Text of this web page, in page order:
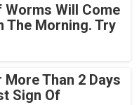
Worms Will Come
The Morning. Try
More Than 2 Days
Sign Of